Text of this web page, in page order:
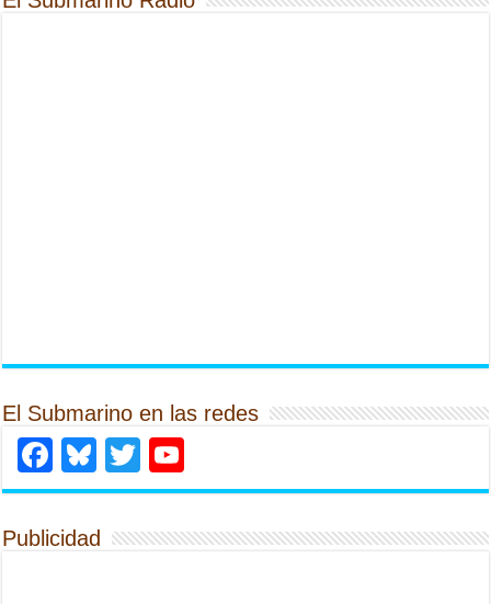
El Submarino en las redes
Facebook
Bluesky
Twitter
Publicidad